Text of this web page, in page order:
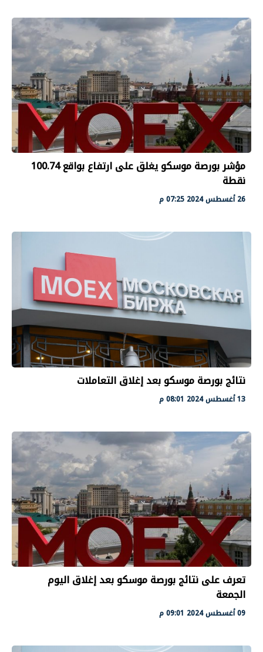
مؤشر بورصة موسكو يغلق على ارتفاع بواقع 100.74
نقطة
26 أغسطس 2024 07:25 م
نتائج بورصة موسكو بعد إغلاق التعاملات
13 أغسطس 2024 08:01 م
تعرف على نتائج بورصة موسكو بعد إغلاق اليوم
الجمعة
09 أغسطس 2024 09:01 م